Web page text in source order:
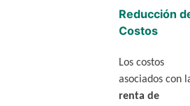
Reducción
Costos
Los costos
asociados con
renta de